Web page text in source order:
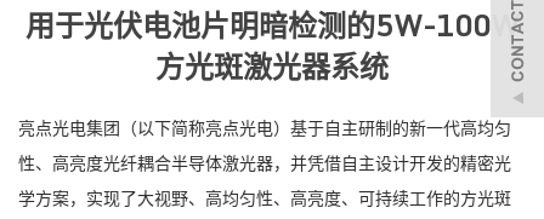
用于光伏电池片明暗检测的5W-100W
方光斑激光器系统
亮点光电集团（以下简称亮点光电）基于自主研制的新一代高均匀
性、高亮度光纤耦合半导体激光器，并凭借自主设计开发的精密光
学方案，实现了大视野、高均匀性、高亮度、可持续工作的方光斑